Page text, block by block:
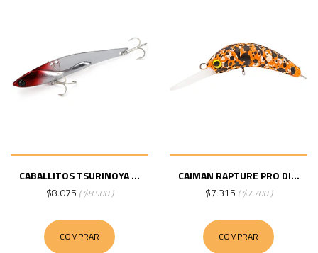
CABALLITOS TSURINOYA ...
$8.075( $8.500 )
COMPRAR
CAIMAN RAPTURE PRO DI...
$7.315( $7.700 )
COMPRAR